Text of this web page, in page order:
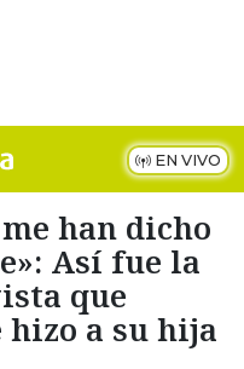
EN VIVO
han dicho
Así fue la
que
a su hija